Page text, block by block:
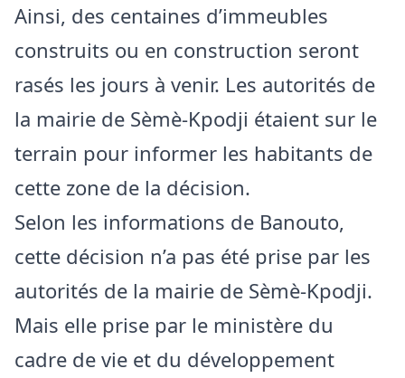
Ainsi, des centaines d’immeubles
construits ou en construction seront
rasés les jours à venir. Les autorités de
la mairie de Sèmè-Kpodji étaient sur le
terrain pour informer les habitants de
cette zone de la décision.
Selon les informations de Banouto,
cette décision n’a pas été prise par les
autorités de la mairie de Sèmè-Kpodji.
Mais elle prise par le ministère du
cadre de vie et du développement